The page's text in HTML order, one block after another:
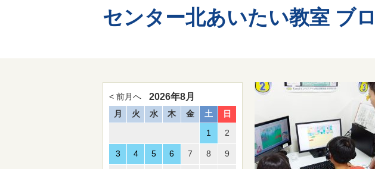
センター北あいたい教室 ブ
< 前月へ 2026年8月
月 火 水 木 金 土 日
1 2
3 4 5 6 7 8 9